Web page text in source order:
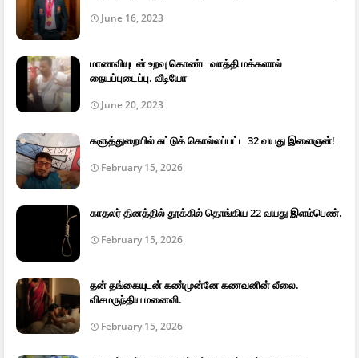
June 16, 2023
மாணவியுடன் உறவு கொண்ட வாத்தி மக்களால்
நையப்புடைப்பு. வீடியோ
June 20, 2023
களுத்துறையில் சுட்டுக் கொல்லப்பட்ட 32 வயது இளைஞன்!
February 15, 2026
காதலர் தினத்தில் தூக்கில் தொங்கிய 22 வயது இளம்பெண்.
February 15, 2026
தன் தங்கையுடன் கண்முன்னே கணவனின் லீலை.
விசமருந்திய மனைவி.
February 15, 2026